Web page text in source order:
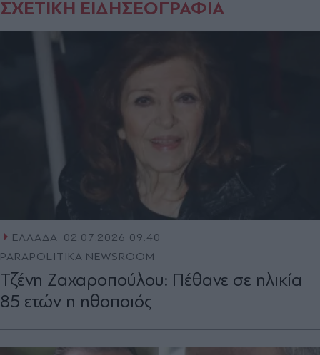
ΣΧΕΤΙΚΗ ΕΙΔΗΣΕΟΓΡΑΦΙΑ
ΕΛΛΑΔΑ
02.07.2026 09:40
PARAPOLITIKA NEWSROOM
Τζένη Ζαχαροπούλου: Πέθανε σε ηλικία
85 ετών η ηθοποιός